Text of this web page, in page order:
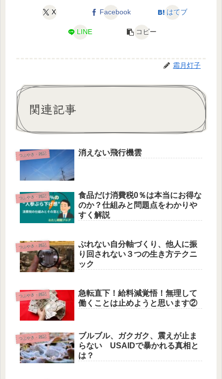
X Facebook はてブ
LINE コピー
霜月灯子
関連記事
つぶやき・雑記 消えない飛行機雲
つぶやき・雑記
食品だけ消費税0％は本当にお得な
のか？仕組みと問題点をわかりや
すく解説
つぶやき・雑記
ぶれない自分軸づくり、他人に振
り回されない３つの生き方テクニ
ック
つぶやき・雑記
急転直下！給料減覚悟！無理して
働くことは止めようと思います②
つぶやき・雑記
ブルブル、ガクガク、震えが止ま
らない USAIDで暴かれる真相と
は？